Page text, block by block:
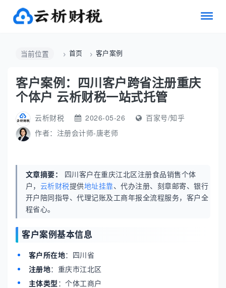
当前位置 首页 客户案例
客户案例：四川客户跨省注册重庆
个体户 云析财税一站式托管
云析财税 2026-05-26
百家号/知乎
作者： 注册会计师-唐老师
文章摘要：
四川客户在重庆江北区注册食品销售个体
户， 云析财税提供地址挂靠、代办注册、刻章邮寄、银行
开户陪同指导、代理记账及工商年报全流程服务，客户全
程省心。
客户案例基本信息
客户所在地：四川省
注册地：重庆市江北区
主体类型 ：个体工商户